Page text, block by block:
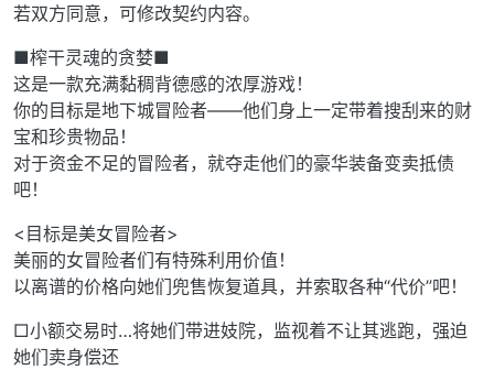
若双方同意，可修改契约内容。
■榨干灵魂的贪婪■
这是一款充满黏稠背德感的浓厚游戏！
你的目标是地下城冒险者——他们身上一定带着搜刮来的财
宝和珍贵物品！
对于资金不足的冒险者，就夺走他们的豪华装备变卖抵债
吧！
<目标是美女冒险者>
美丽的女冒险者们有特殊利用价值！
以离谱的价格向她们兜售恢复道具，并索取各种“代价”吧！
□小额交易时…将她们带进妓院，监视着不让其逃跑，强迫
她们卖身偿还